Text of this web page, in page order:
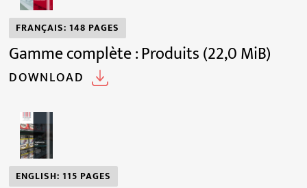
FRANÇAIS: 148 PAGES
Gamme complète : Produits(22,0 MiB)
DOWNLOAD
ENGLISH: 115 PAGES